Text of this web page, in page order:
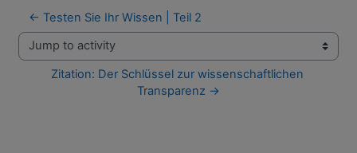
← Testen Sie Ihr Wissen | Teil 2
Jump to activity
Zitation: Der Schlüssel zur wissenschaftlichen
Transparenz →